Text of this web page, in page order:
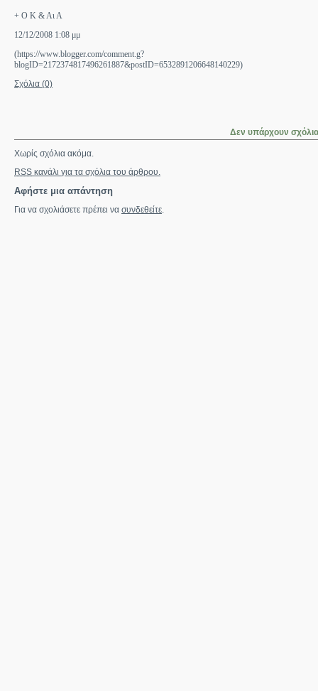
+ Ο Κ & Αι Α
12/12/2008 1:08 μμ
(https://www.blogger.com/comment.g?
blogID=2172374817496261887&postID=6532891206648140229)
Σχόλια (0)
Δεν υπάρχουν
Χωρίς σχόλια ακόμα.
RSS κανάλι για τα σχόλια του άρθρου.
Αφήστε μια απάντηση
Για να σχολιάσετε πρέπει να συνδεθείτε.